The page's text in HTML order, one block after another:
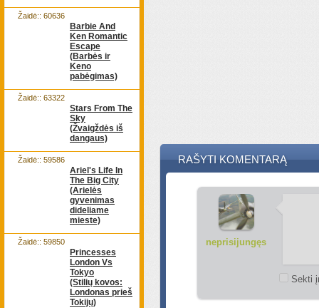
Barbie And
Ken Romantic
Escape
(Barbės ir
Keno
pabėgimas)
Žaidė:: 60636
Stars From The
Sky
(Žvaigždės iš
dangaus)
Žaidė:: 63322
Ariel's Life In
The Big City
(Arielės
gyvenimas
dideliame
mieste)
Žaidė:: 59586
Princesses
London Vs
Tokyo
(Stilių kovos:
Londonas prieš
Tokijų)
Žaidė:: 59850
RAŠYTI KOMENTARĄ
neprisijungęs
Sekti